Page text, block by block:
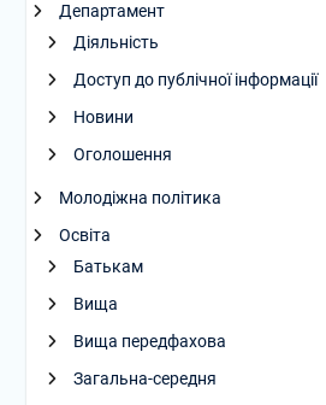
Департамент
Діяльність
Доступ до публічної інформації
Новини
Оголошення
Молодіжна політика
Освіта
Батькам
Вища
Вища передфахова
Загальна-середня